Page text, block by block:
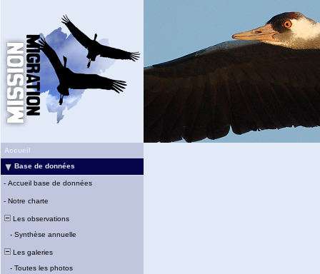
Accueil
Base de données
- Accueil base de données
- Notre charte
Les observations
- Synthèse annuelle
Les galeries
- Toutes les photos